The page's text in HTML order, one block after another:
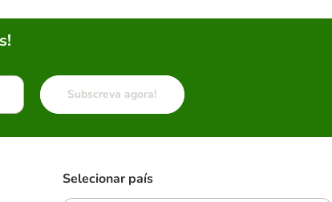
Subscreva agora!
Selecionar país